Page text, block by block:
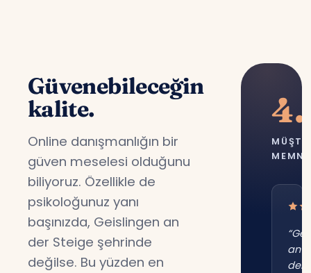
Güvenebileceğin
kalite.
Online danışmanlığın bir
güven meselesi olduğunu
biliyoruz. Özellikle de
psikoloğunuz yanı
başınızda, Geislingen an
der Steige şehrinde
değilse. Bu yüzden en
an
der